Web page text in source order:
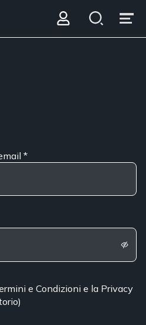
*
e Condizioni e la Privacy